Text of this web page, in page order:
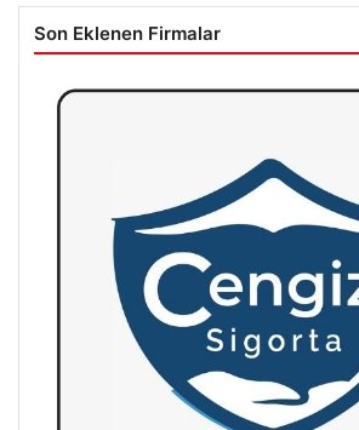
Son Eklenen Firmalar